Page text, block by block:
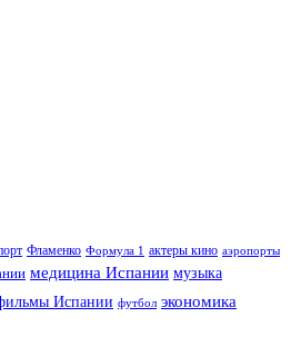
Фламенко Формула 1 актеры кино аэропорты
медицина Испании музыка
Испании футбол экономика